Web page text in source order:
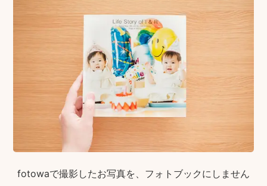
fotowaで撮影したお写真を、フォトブックにしません